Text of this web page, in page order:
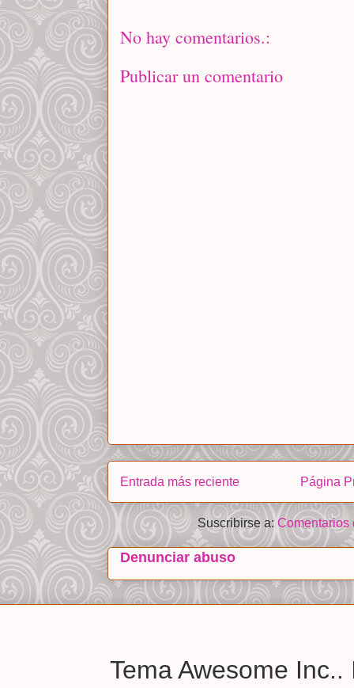
No hay comentarios.:
Publicar un comentario
Entrada más reciente Página
Suscribirse a: Comentarios
Denunciar abuso
Tema Awesome